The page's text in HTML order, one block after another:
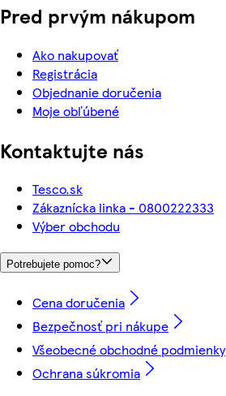
Pred prvým nákupom
Ako nakupovať
Registrácia
Objednanie doručenia
Moje obľúbené
Kontaktujte nás
Tesco.sk
Zákaznícka linka - 0800222333
Výber obchodu
Potrebujete pomoc?
Cena doručenia
Bezpečnosť pri nákupe
Všeobecné obchodné podmienky
Ochrana súkromia